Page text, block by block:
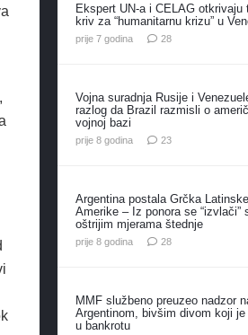
Ekspert UN-a i CELAG otkrivaju
kriv za “humanitarnu krizu” u
prije 7 godina 28komentara
Vojna suradnja Rusije i
razlog da Brazil razmisli o
vojnoj bazi
prije 8 godina 23komentara
Argentina postala Grčka Latinske
Amerike – Iz ponora se “izvlači”
oštrijim mjerama štednje
prije 8 godina 28komentara
MMF službeno preuzeo nadzor
Argentinom, bivšim divom koji je
u bankrotu